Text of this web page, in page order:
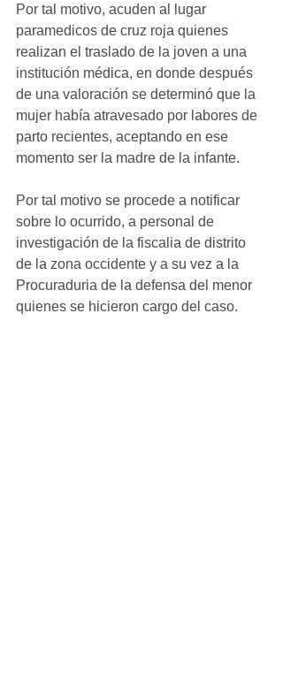
Por tal motivo, acuden al lugar
paramedicos de cruz roja quienes
realizan el traslado de la joven a una
institución médica, en donde después
de una valoración se determinó que la
mujer había atravesado por labores de
parto recientes, aceptando en ese
momento ser la madre de la infante.
Por tal motivo se procede a notificar
sobre lo ocurrido, a personal de
investigación de la fiscalia de distrito
de la zona occidente y a su vez a la
Procuraduria de la defensa del menor
quienes se hicieron cargo del caso.